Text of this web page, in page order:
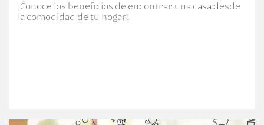
¡Conoce los beneficios de encontrar una casa desde
la comodidad de tu hogar!